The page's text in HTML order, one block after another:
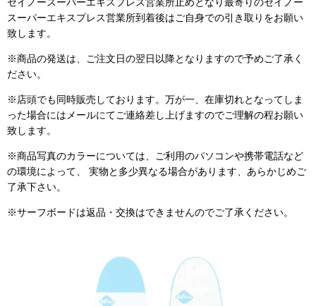
スーパーエキスプレス営業所到着後はご自身での引き取りをお願い
致します。
※商品の発送は、ご注文日の翌日以降となりますので予めご了承く
ださい。
※店頭でも同時販売しております。万が一、在庫切れとなってしま
った場合にはメールにてご連絡差し上げますのでご理解の程お願い
致します。
※商品写真のカラーについては、ご利用のパソコンや携帯電話など
の環境によって、 実物と多少異なる場合があります、あらかじめご
了承下さい。
※サーフボードは返品・交換はできませんのでご了承ください。